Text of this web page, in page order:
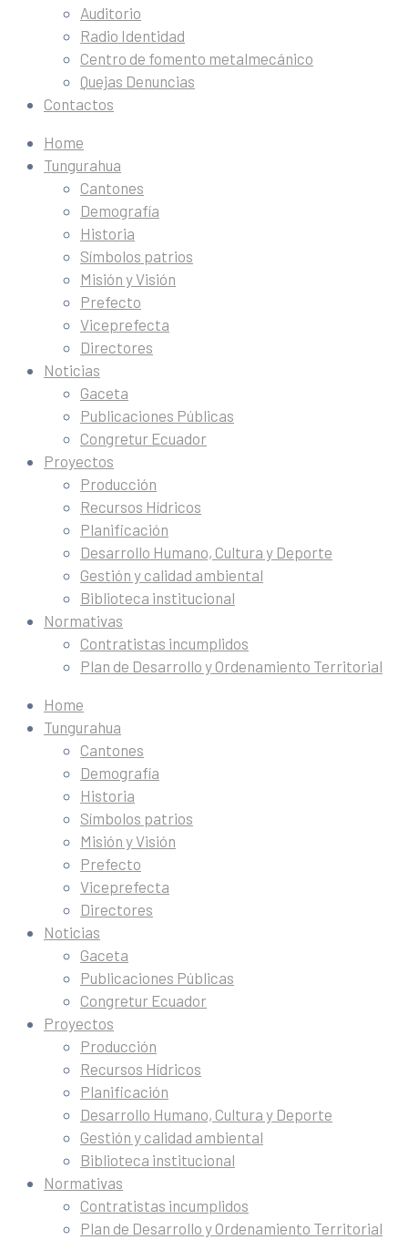
Auditorio
Radio Identidad
Centro de fomento metalmecánico
Quejas Denuncias
Contactos
Home
Tungurahua
Cantones
Demografía
Historia
Símbolos patrios
Misión y Visión
Prefecto
Viceprefecta
Directores
Noticias
Gaceta
Publicaciones Públicas
Congretur Ecuador
Proyectos
Producción
Recursos Hídricos
Planificación
Desarrollo Humano, Cultura y Deporte
Gestión y calidad ambiental
Biblioteca institucional
Normativas
Contratistas incumplidos
Plan de Desarrollo y Ordenamiento Territorial
Home
Tungurahua
Cantones
Demografía
Historia
Símbolos patrios
Misión y Visión
Prefecto
Viceprefecta
Directores
Noticias
Gaceta
Publicaciones Públicas
Congretur Ecuador
Proyectos
Producción
Recursos Hídricos
Planificación
Desarrollo Humano, Cultura y Deporte
Gestión y calidad ambiental
Biblioteca institucional
Normativas
Contratistas incumplidos
Plan de Desarrollo y Ordenamiento Territorial